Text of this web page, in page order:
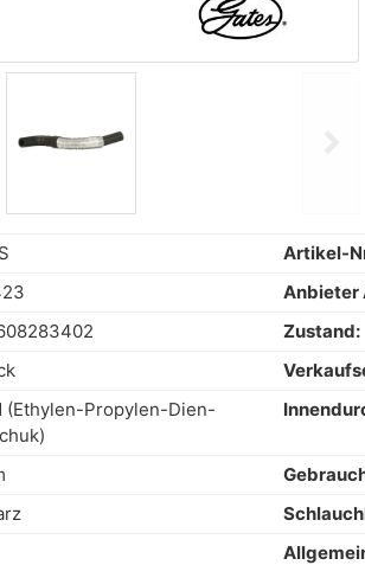
Artikel-
Anbieter
Zustand:
(Ethylen-Propylen-Dien-